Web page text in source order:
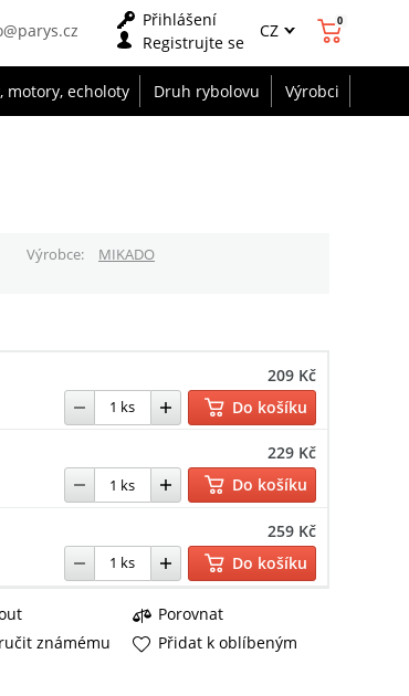
Přihlášení
Registrujte se
CZ 0
motory, echoloty Druh rybolovu Výrobci
Výrobce
MIKADO
209 Kč
Do košíku
229 Kč
Do košíku
259 Kč
Do košíku
Porovnat
známému
Přidat k oblíbeným